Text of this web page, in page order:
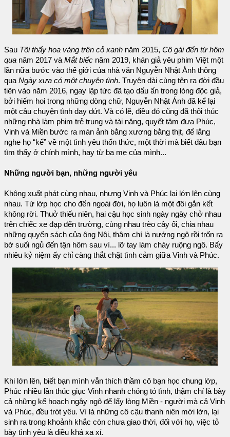
Sau Tôi thấy hoa vàng trên cỏ xanh năm 2015, Cô gái đến từ hôm
qua năm 2017 và Mắt biếc năm 2019, khán giả yêu phim Việt một
lần nữa bước vào thế giới của nhà văn Nguyễn Nhật Ánh thông
qua Ngày xưa có một chuyện tình. Truyện dài cùng tên ra đời đầu
tiên vào năm 2016, ngay lập tức đã tạo dấu ấn trong lòng độc giả,
bởi hiếm hoi trong những dòng chữ, Nguyễn Nhật Ánh đã kể lại
một câu chuyện tình day dứt. Và có lẽ, điều đó cũng đã thôi thúc
những nhà làm phim trẻ trung và tài năng, quyết tâm đưa Phúc,
Vinh và Miền bước ra màn ảnh bằng xương bằng thịt, để lắng
nghe họ “kể” về một tình yêu thổn thức, một thời mà biết đâu bạn
tìm thấy ở chính mình, hay từ ba mẹ của mình...
Những người bạn, những người yêu
Không xuất phát cùng nhau, nhưng Vinh và Phúc lại lớn lên cùng
nhau. Từ lớp học cho đến ngoài đời, họ luôn là một đôi gắn kết
không rời. Thuở thiếu niên, hai cậu học sinh ngày ngày chở nhau
trên chiếc xe đạp đến trường, cùng nhau trèo cây ổi, chia nhau
những quyển sách của ông Nội, thậm chí là nướng ngô rồi trốn ra
bờ suối ngủ đến tận hôm sau vì... lỡ tay làm cháy ruộng ngô. Bấy
nhiêu kỷ niệm ấy chỉ càng thắt chặt tình cảm giữa Vinh và Phúc.
Khi lớn lên, biết bạn mình vẫn thích thầm cô bạn học chung lớp,
Phúc nhiều lần thúc giục Vinh nhanh chóng tỏ tình, thậm chí là bày
cả những kế hoạch ngây ngô để lấy lòng Miền - người mà cả Vinh
và Phúc, đều trót yêu. Vì là những cô cậu thanh niên mới lớn, lại
sinh ra trong khoảnh khắc còn chưa giao thời, đối với họ, việc tỏ
bày tình yêu là điều khá xa xỉ.